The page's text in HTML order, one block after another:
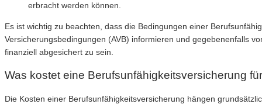
erbracht werden können.
Es ist wichtig zu beachten, dass die Bedingungen einer
Versicherungsbedingungen (AVB) informieren und gegebenenfalls
finanziell abgesichert zu sein.
Was kostet eine Berufsunfähigkeitsversicherung
Die Kosten einer Berufsunfähigkeitsversicherung hängen